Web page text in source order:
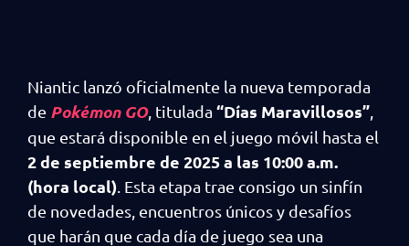
Niantic lanzó oficialmente la nueva temporada
de Pokémon GO, titulada “Días Maravillosos”
que estará disponible en el juego móvil hasta el
2 de septiembre de 2025 a las 10:00 a.m.
(hora local) . Esta etapa trae consigo un sinfín
de novedades, encuentros únicos y desafíos
que harán que cada día de juego sea una